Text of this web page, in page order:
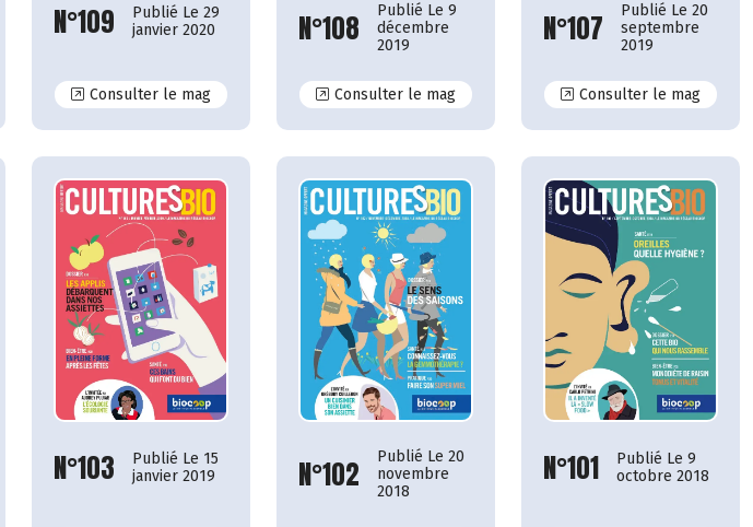
N°109
Publié Le 29
janvier 2020
Consulter le magN°109
N°108
Publié Le 9
décembre
2019
Consulter le magN°108
N°107
Publié Le 20
septembre
2019
Consulter le magN°107
N°103
Publié Le 15
janvier 2019
N°102
Publié Le 20
novembre
2018
N°101
Publié Le 9
octobre 2018